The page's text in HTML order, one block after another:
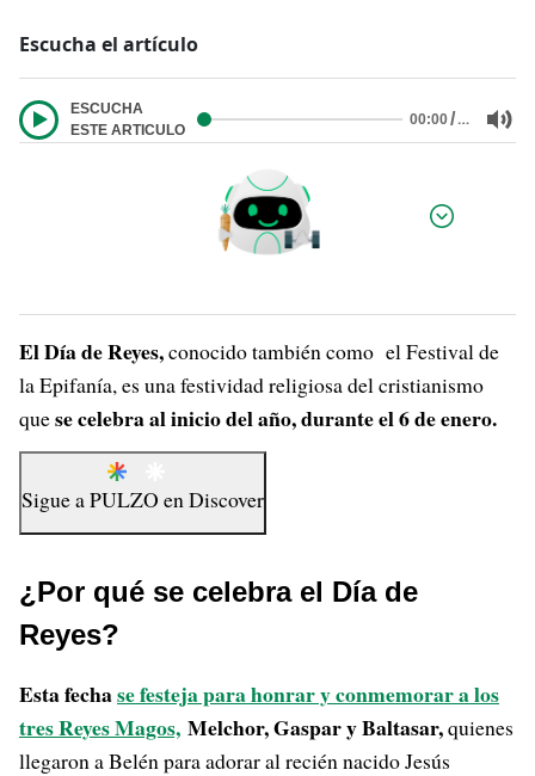
Escucha el artículo
ESCUCHA
ESTE ARTICULO
00:00/…
Por:
El Día de Reyes,conocido también como el Festival de
la Epifanía, es una festividad religiosa del cristianismo
quese celebra al inicio del año, durante el 6 de enero.
Sigue aPULZO enDiscover
¿Por qué se celebra el Día de
Reyes?
Esta fechase festeja para honrar y conmemorar a los
tres Reyes Magos, Melchor, Gaspar y Baltasar,quienes
llegaron a Belén para adorar al recién nacido Jesús